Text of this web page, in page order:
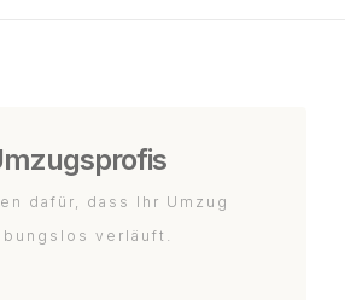
dafür, dass Ihr Umzug
verläuft.